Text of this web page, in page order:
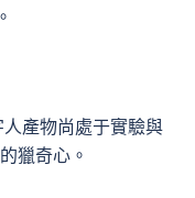
產物尚處于實驗與
獵奇心。